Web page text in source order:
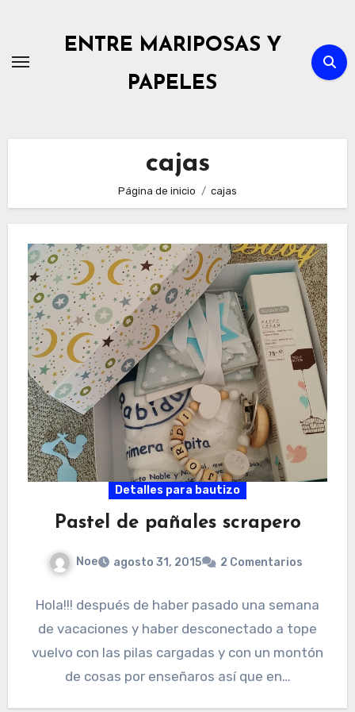
contenido
ENTRE MARIPOSAS Y
PAPELES
cajas
Página de inicio cajas
Detalles para bautizo
Pastel de pañales scrapero
Noe agosto 31, 2015 2 Comentarios
Hola!!! después de haber pasado una semana
de vacaciones y haber desconectado a tope
vuelvo con las pilas cargadas y con un montón
de cosas por enseñaros así que en…